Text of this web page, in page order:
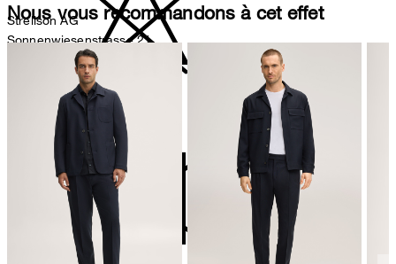
ne pas décolorer
Strellson AG
Sonnenwiesenstrasse 21
8280 Kreuzlingen
Représentant autorisé
Strellson GmbH
Line-Eid-Str. 6
78467 Konstanz
Nous vous recommandons à cet effet